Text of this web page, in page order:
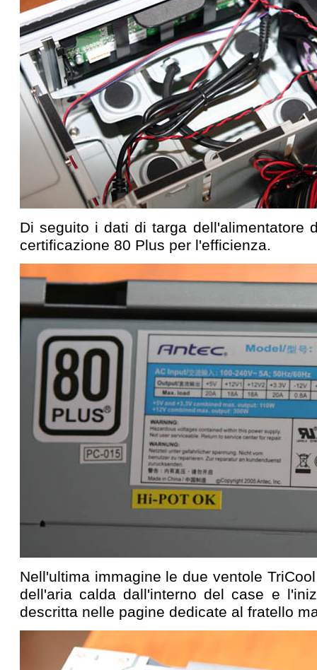
Di seguito i dati di targa dell'alimentatore
certificazione 80 Plus per l'efficienza.
Nell'ultima immagine le due ventole
dell'aria calda dall'interno del case e
descritta nelle pagine dedicate al fratello